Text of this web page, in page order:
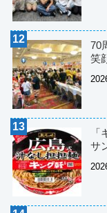
70
笑
サ